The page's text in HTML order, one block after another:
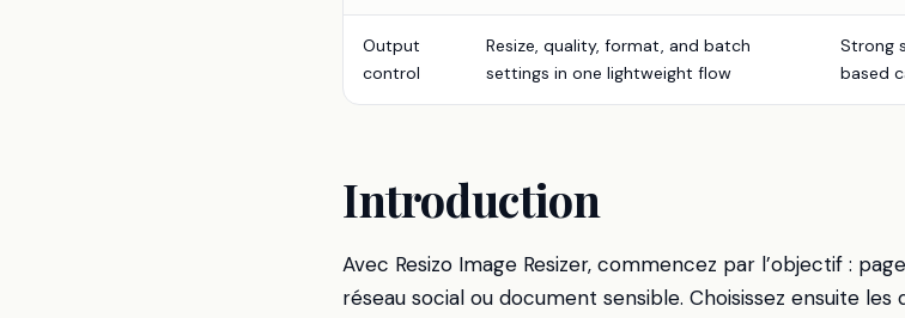
Output
control
Resize, quality, format, and batch
settings in one lightweight flow
Strong
based
Introduction
Avec Resizo Image Resizer, commencez par l’objectif :
réseau social ou document sensible. Choisissez ensuite